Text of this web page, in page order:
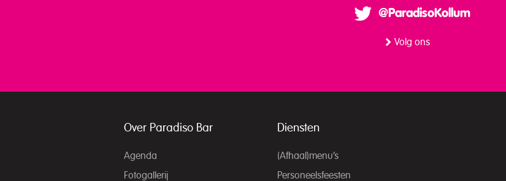
@ParadisoKollum
Volg ons
Over Paradiso Bar
Agenda
Fotogallerij
Diensten
(Afhaal)menu’s
Personeelsfeesten